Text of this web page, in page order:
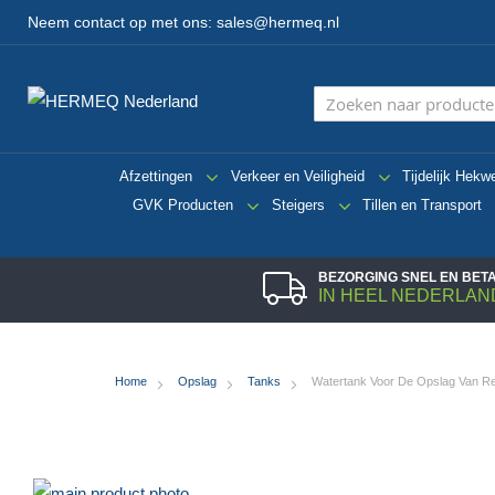
Neem contact op met ons: sales@hermeq.nl
Afzettingen Verkeer en Veiligheid Tijdelijk
GVK Producten
Steigers Tillen en Transport
BEZORGING SNEL EN
IN HEEL
Home Opslag Tanks Watertank Voor De Opslag Van